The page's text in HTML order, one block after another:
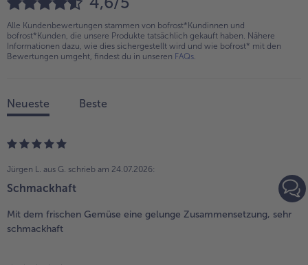
Alle Kundenbewertungen stammen von bofrost*Kundinnen und
bofrost*Kunden, die unsere Produkte tatsächlich gekauft haben. Nähere
Informationen dazu, wie dies sichergestellt wird und wie bofrost* mit den
Bewertungen umgeht, findest du in unseren FAQs.
Neueste Beste
Jürgen L. aus G. schrieb am 24.07.2026:
Schmackhaft
Mit dem frischen Gemüse eine gelunge Zusammensetzung, sehr
schmackhaft